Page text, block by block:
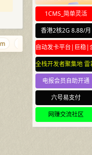
blog.town
1CMS_简单灵活
香港2核2G 8.88/月
自动发卡平台|巨稳|
全栈开发者聚集地
电报会员自助开通
六号易支付
网赚交流社区